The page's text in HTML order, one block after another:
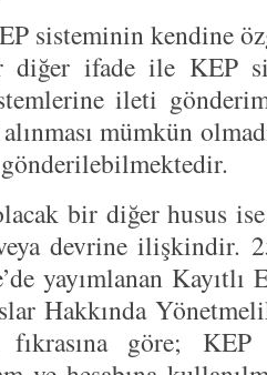
sisteminin kendine
diğer ifade ile KEP
ileti
mümkün
bir diğer husus ise
devrine ilişkindir.
yayımlanan
Hakkında
göre; KEP